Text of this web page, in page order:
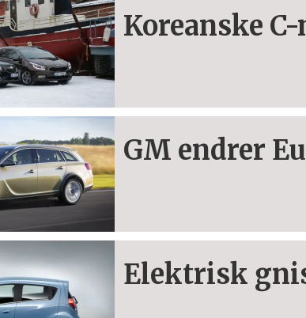
Koreanske
GM endrer
Elektrisk